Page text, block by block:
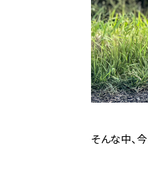
そんな中、